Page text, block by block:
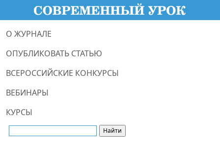
О ЖУРНАЛЕ
ОПУБЛИКОВАТЬ СТАТЬЮ
ВСЕРОССИЙСКИЕ КОНКУРСЫ
ВЕБИНАРЫ
КУРСЫ